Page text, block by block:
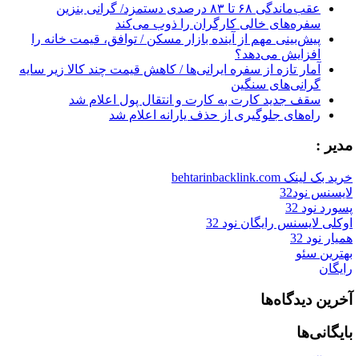
عقب‌ماندگی ۶۸ تا ۸۳ درصدی دستمزد/ گرانی بنزین
سفره‌های خالی کارگران را ذوب می‌کند
پیش‌بینی مهم از آینده بازار مسکن / توافق، قیمت خانه را
افزایش می‌دهد؟
آمار تازه از سفره ایرانی‌ها / کاهش قیمت چند کالا زیر سایه
گرانی‌های سنگین
سقف جدید کارت به کارت و انتقال پول اعلام شد
راه‌های جلوگیری از حذف یارانه اعلام شد
مدیر :
خرید بک لینک behtarinbacklink.com
لایسنس نود32
پسورد نود 32
اوکلی لایسنس رایگان نود 32
همیار نود 32
بهترین سئو
رایگان
آخرین دیدگاه‌ها
بایگانی‌ها